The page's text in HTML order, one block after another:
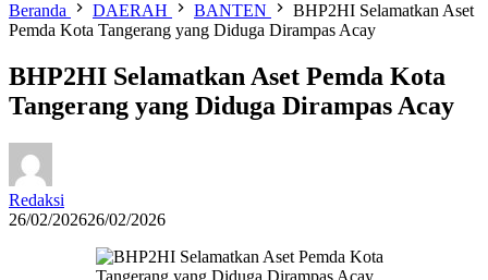
Beranda DAERAH BANTEN
BHP2HI Selamatkan Aset
Pemda Kota Tangerang yang Diduga Dirampas Acay
BHP2HI Selamatkan Aset Pemda Kota
Tangerang yang Diduga Dirampas Acay
Redaksi
26/02/202626/02/2026